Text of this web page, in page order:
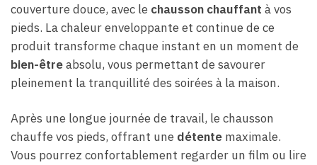
couverture douce, avec le chausson chauffant à vos
pieds. La chaleur enveloppante et continue de ce
produit transforme chaque instant en un moment de
bien-êtreabsolu, vous permettant de savourer
pleinement la tranquillité des soirées à la maison.
Après une longue journée de travail, le chausson
chauffe vos pieds, offrant une détente maximale.
Vous pourrez confortablement regarder un film ou lire